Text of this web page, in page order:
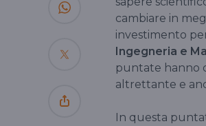
cambiare in
investimento
Ingegneria e
puntate hanno
altrettante e
In questa